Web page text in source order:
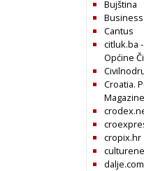
Bujština
Cantus
citluk.ba
Općine
Croatia.
Magazine
cropix.hr
dalje.com